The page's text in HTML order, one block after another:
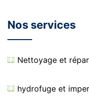
Nos services
Nettoyage et
hydrofuge et